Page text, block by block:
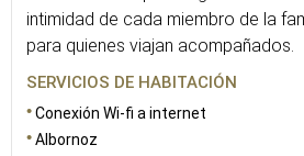
intimidad de cada miembro de la
para quienes viajan acompañados.
SERVICIOS DE HABITACIÓN
Conexión Wi-fi a internet
Albornoz